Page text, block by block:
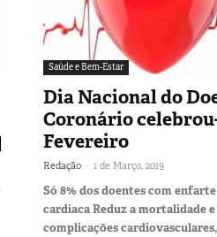
Saúde e Bem-Estar
Dia Nacional do
Coronário
Fevereiro
Redação - 1 de Março, 2019
Só 8% dos doentes com
cardíaca Reduz a mortalidade
complicações